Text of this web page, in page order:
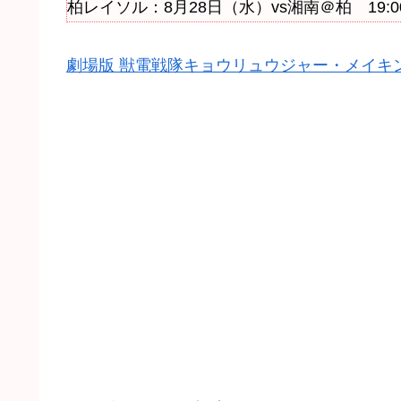
柏レイソル：8月28日（水）vs湘南＠柏
劇場版 獣電戦隊キョウリュウジャー・メイキ